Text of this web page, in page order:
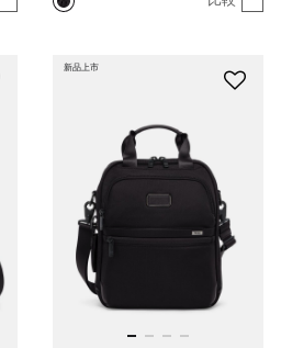
新品上市